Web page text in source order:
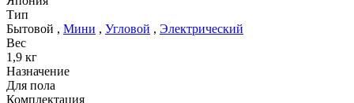
Тип
Бытовой , Мини , Угловой , Электрический
Вес
1,9 кг
Назначение
Для пола
Комплектация